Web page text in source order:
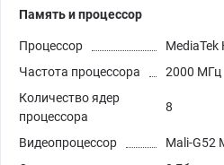
Память и процессор
Процессор
MediaTek
Частота процессора
2000 МГц
Количество ядер
процессора
8
Видеопроцессор
Mali-G52